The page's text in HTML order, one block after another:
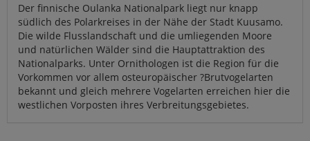
Der finnische Oulanka Nationalpark liegt nur knapp
südlich des Polarkreises in der Nähe der Stadt Kuusamo.
Die wilde Flusslandschaft und die umliegenden Moore
und natürlichen Wälder sind die Hauptattraktion des
Nationalparks. Unter Ornithologen ist die Region für die
Vorkommen vor allem osteuropäischer ?Brutvogelarten
bekannt und gleich mehrere Vogelarten erreichen hier die
westlichen Vorposten ihres Verbreitungsgebietes.